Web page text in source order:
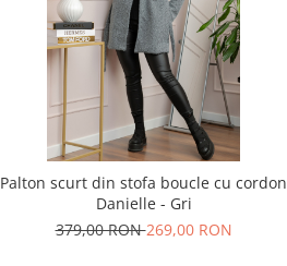
Palton scurt din stofa boucle cu cordon
Danielle - Gri
379,00 RON269,00 RON